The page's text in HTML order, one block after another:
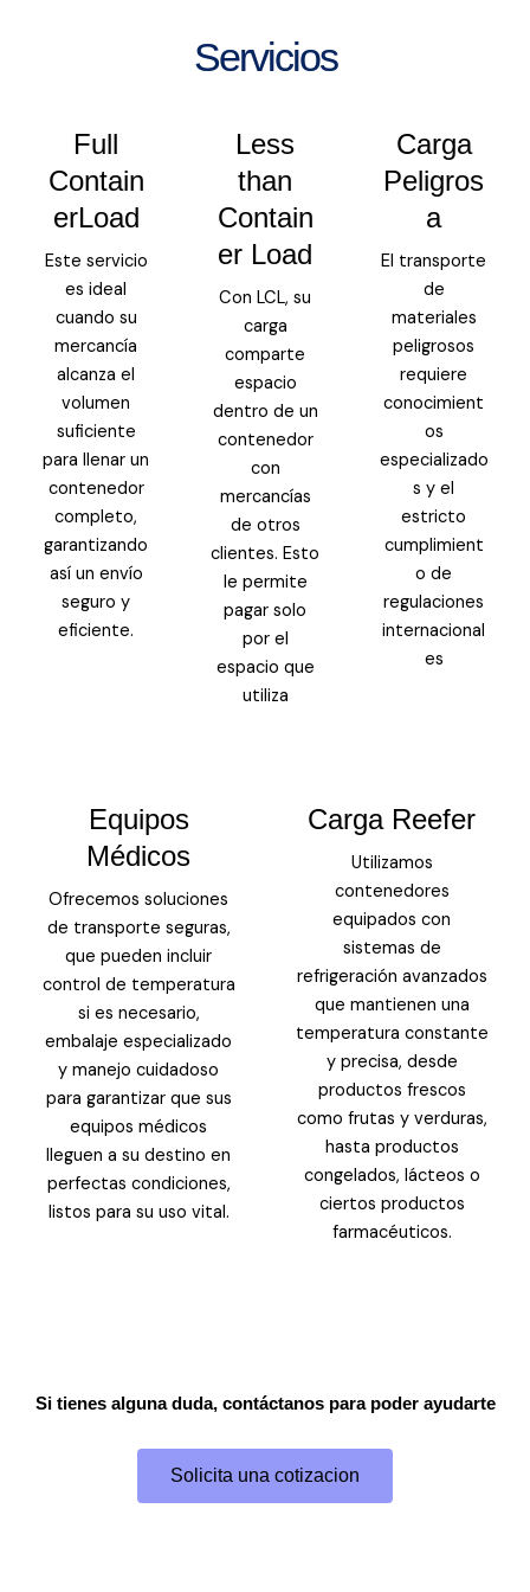
Servicios
Full
Contain
erLoad
Este servicio
es ideal
cuando su
mercancía
alcanza el
volumen
suficiente
para llenar un
contenedor
completo,
garantizando
así un envío
seguro y
eficiente.
Less
than
Contain
er Load
Con LCL, su
carga
comparte
espacio
dentro de un
contenedor
con
mercancías
de otros
clientes. Esto
le permite
pagar solo
por el
espacio que
utiliza
Carga
Peligros
a
El transporte
de
materiales
peligrosos
requiere
conocimient
os
especializado
s y el
estricto
cumplimient
o de
regulaciones
internacional
es
Equipos
Médicos
Ofrecemos soluciones
de transporte seguras,
que pueden incluir
control de temperatura
si es necesario,
embalaje especializado
y manejo cuidadoso
para garantizar que sus
equipos médicos
lleguen a su destino en
perfectas condiciones,
listos para su uso vital.
Carga Reefer
Utilizamos
contenedores
equipados con
sistemas de
refrigeración avanzados
que mantienen una
temperatura constante
y precisa, desde
productos frescos
como frutas y verduras,
hasta productos
congelados, lácteos o
ciertos productos
farmacéuticos.
Si tienes alguna duda, contáctanos para poder ayudarte
Solicita una cotizacion